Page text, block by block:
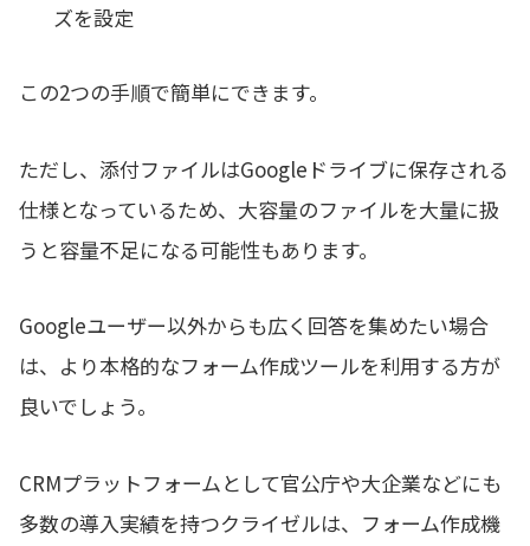
ズを設定
この2つの手順で簡単にできます。
ただし、添付ファイルはGoogleドライブに保存される
仕様となっているため、大容量のファイルを大量に扱
うと容量不足になる可能性もあります。
Googleユーザー以外からも広く回答を集めたい場合
は、より本格的なフォーム作成ツールを利用する方が
良いでしょう。
CRMプラットフォームとして官公庁や大企業などにも
多数の導入実績を持つクライゼルは、フォーム作成機